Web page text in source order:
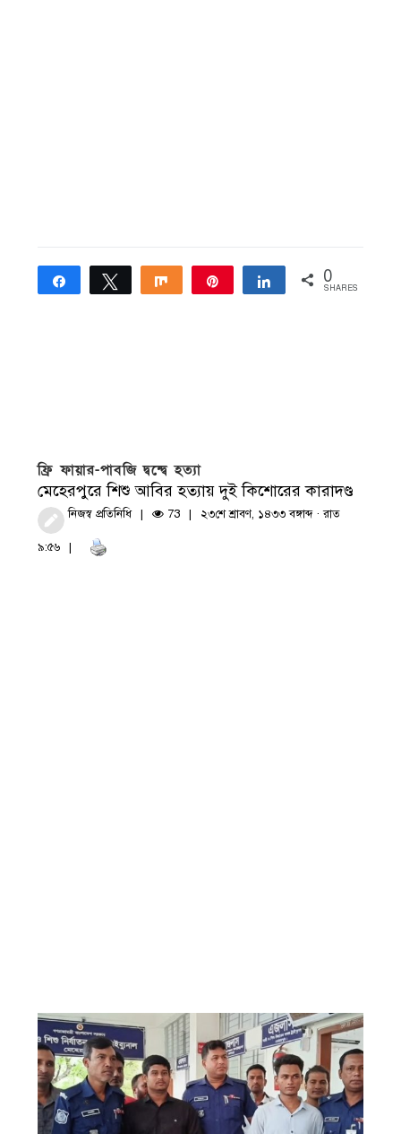
Share Tweet Share Share 0
SHARES
ফ্রি ফায়ার-পাবজি দ্বন্দ্বে হত্যা
মেহেরপুরে শিশু আবির হত্যায় দুই কিশোরের কারাদণ্ড
নিজস্ব প্রতিনিধি 73 ২৩শে শ্রাবণ, ১৪৩৩ বঙ্গাব্দ · রাত
৯:৫৬